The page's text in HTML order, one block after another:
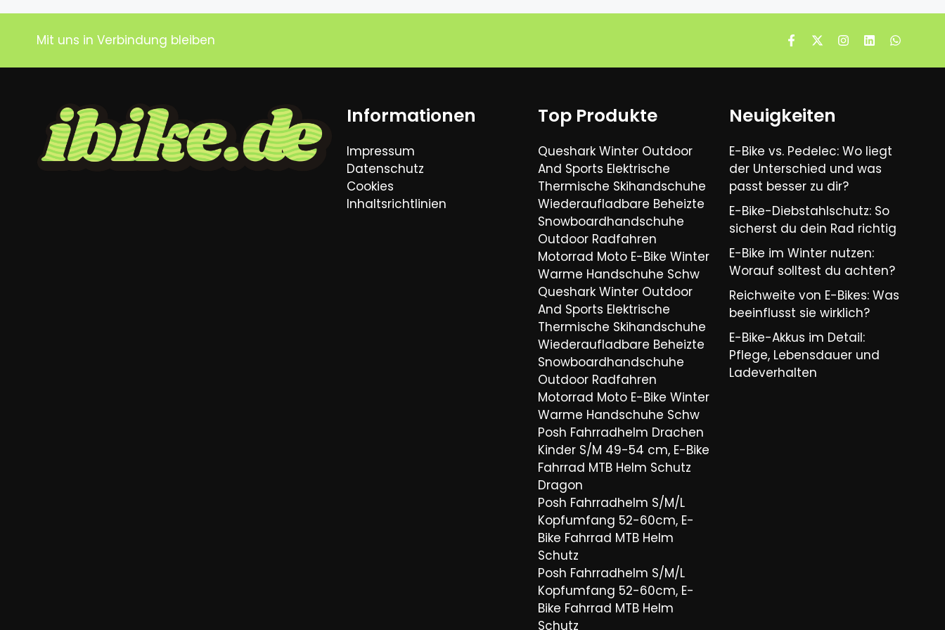
Mit uns in Verbindung bleiben
Informationen
Impressum
Datenschutz
Cookies
Inhaltsrichtlinien
Top Produkte
Queshark Winter Outdoor
And Sports Elektrische
Thermische Skihandschuhe
Wiederaufladbare Beheizte
Snowboardhandschuhe
Outdoor Radfahren
Motorrad Moto E-Bike Winter
Warme Handschuhe Schw
Queshark Winter Outdoor
And Sports Elektrische
Thermische Skihandschuhe
Wiederaufladbare Beheizte
Snowboardhandschuhe
Outdoor Radfahren
Motorrad Moto E-Bike Winter
Warme Handschuhe Schw
Posh Fahrradhelm Drachen
Kinder S/M 49-54 cm, E-Bike
Fahrrad MTB Helm Schutz
Dragon
Posh Fahrradhelm S/M/L
Kopfumfang 52-60cm, E-
Bike Fahrrad MTB Helm
Schutz
Posh Fahrradhelm S/M/L
Kopfumfang 52-60cm, E-
Bike Fahrrad MTB Helm
Schutz
Neuigkeiten
E-Bike vs. Pedelec: Wo liegt
der Unterschied und was
passt besser zu dir?
E-Bike-Diebstahlschutz: So
sicherst du dein Rad richtig
E-Bike im Winter nutzen:
Worauf solltest du achten?
Reichweite von E-Bikes: Was
beeinflusst sie wirklich?
E-Bike-Akkus im Detail:
Pflege, Lebensdauer und
Ladeverhalten